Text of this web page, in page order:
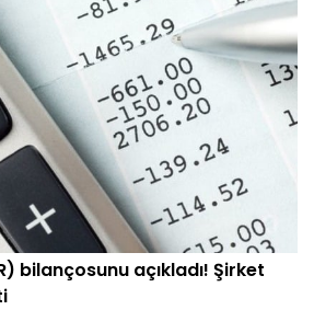
bilançosunu açıkladı! Şirket